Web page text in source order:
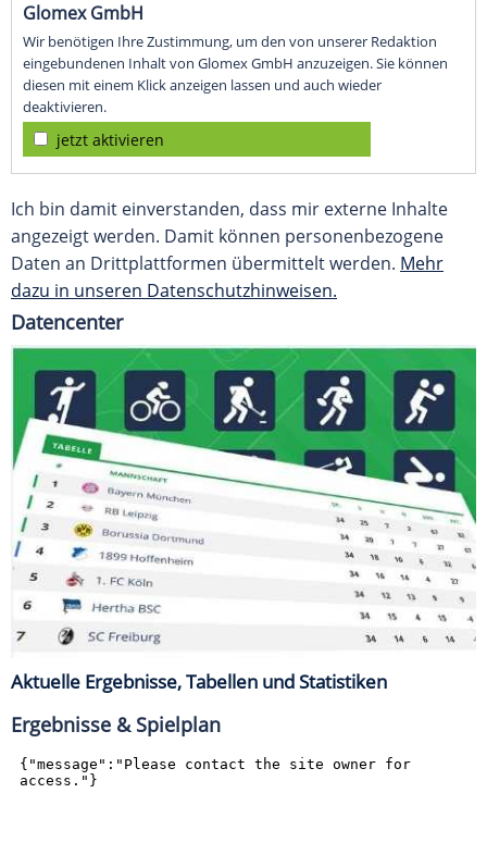
Glomex GmbH
Wir benötigen Ihre Zustimmung, um den von unserer Redaktion
eingebundenen Inhalt von Glomex GmbH anzuzeigen. Sie können
diesen mit einem Klick anzeigen lassen und auch wieder
deaktivieren.
jetzt aktivieren
Ich bin damit einverstanden, dass mir externe Inhalte
angezeigt werden. Damit können personenbezogene
Daten an Drittplattformen übermittelt werden. Mehr
dazu in unseren Datenschutzhinweisen.
Datencenter
Aktuelle Ergebnisse, Tabellen und Statistiken
Ergebnisse & Spielplan